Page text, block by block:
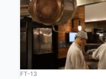
FT-13